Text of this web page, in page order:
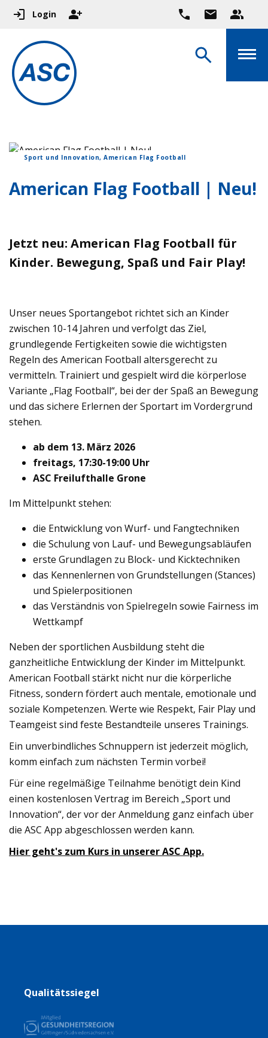
Login
Sport und Innovation, American Flag Football
American Flag Football | Neu!
Jetzt neu: American Flag Football für
Kinder. Bewegung, Spaß und Fair Play!
Unser neues Sportangebot richtet sich an Kinder
zwischen 10-14 Jahren und verfolgt das Ziel,
grundlegende Fertigkeiten sowie die wichtigsten
Regeln des American Football altersgerecht zu
vermitteln. Trainiert und gespielt wird die körperlose
Variante „Flag Football“, bei der der Spaß an Bewegung
und das sichere Erlernen der Sportart im Vordergrund
stehen.
ab dem 13. März 2026
freitags, 17:30-19:00 Uhr
ASC Freilufthalle Grone
Im Mittelpunkt stehen:
die Entwicklung von Wurf- und Fangtechniken
die Schulung von Lauf- und Bewegungsabläufen
erste Grundlagen zu Block- und Kicktechniken
das Kennenlernen von Grundstellungen (Stances)
und Spielerpositionen
das Verständnis von Spielregeln sowie Fairness im
Wettkampf
Neben der sportlichen Ausbildung steht die
ganzheitliche Entwicklung der Kinder im Mittelpunkt.
American Football stärkt nicht nur die körperliche
Fitness, sondern fördert auch mentale, emotionale und
soziale Kompetenzen. Werte wie Respekt, Fair Play und
Teamgeist sind feste Bestandteile unseres Trainings.
Ein unverbindliches Schnuppern ist jederzeit möglich,
komm einfach zum nächsten Termin vorbei!
Für eine regelmäßige Teilnahme benötigt dein Kind
einen kostenlosen Vertrag im Bereich „Sport und
Innovation“, der vor der Anmeldung ganz einfach über
die ASC App abgeschlossen werden kann.
Hier geht's zum Kurs in unserer ASC App.
Qualitätssiegel